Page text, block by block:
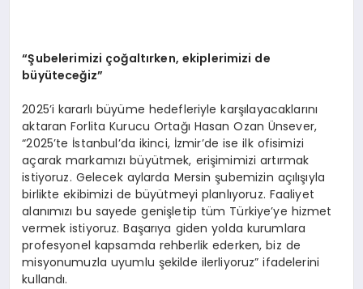
“Şubelerimizi çoğaltırken, ekiplerimizi de
büyüteceğiz”
2025’i kararlı büyüme hedefleriyle karşılayacaklarını
aktaran Forlita Kurucu Ortağı Hasan Ozan Ünsever,
“2025’te İstanbul’da ikinci, İzmir’de ise ilk ofisimizi
açarak markamızı büyütmek, erişimimizi artırmak
istiyoruz. Gelecek aylarda Mersin şubemizin açılışıyla
birlikte ekibimizi de büyütmeyi planlıyoruz. Faaliyet
alanımızı bu sayede genişletip tüm Türkiye’ye hizmet
vermek istiyoruz. Başarıya giden yolda kurumlara
profesyonel kapsamda rehberlik ederken, biz de
misyonumuzla uyumlu şekilde ilerliyoruz” ifadelerini
kullandı.